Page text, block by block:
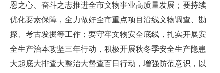
恩之心、奋斗之志推进全市文物事业高质量发展；要持续
优化要素保障，全力做好全市重点项目沿线文物调查、勘
探、考古发掘等工作；要守牢文物安全底线，扎实开展安
全生产治本攻坚三年行动，积极开展秋冬季安全生产隐患
大起底大排查大整治大督查百日行动，增强防范意识，以